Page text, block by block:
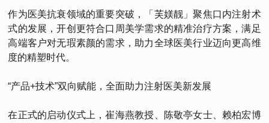
作为医美抗衰领域的重要突破，「芙媄靓」聚焦口内注射术
式的发展，开创更符合口周美学需求的精准治疗方案，满足
高端客户对无瑕素颜的需求，助力全球医美行业迈向更高维
度的精塑时代。
“产品+技术”双向赋能，全面助力注射医美新发展
在正式的启动仪式上，崔海燕教授、陈敬亭女士、赖柏宏博